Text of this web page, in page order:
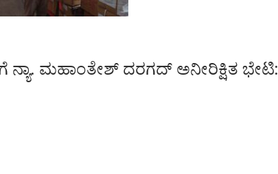
ನ್ಯಾ. ಮಹಾಂತೇಶ್ ದರಗದ್ ಅನೀರಿಕ್ಷಿತ ಭೇಟಿ: